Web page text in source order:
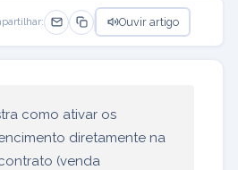
Ouvir artigo
como ativar os
diretamente na
(venda